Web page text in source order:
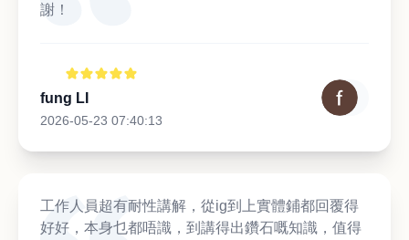
謝！
fung LI
2026-05-23 07:40:13
工作人員超有耐性講解，從ig到上實體鋪都回覆得
好好，本身乜都唔識，到講得出鑽石嘅知識，值得